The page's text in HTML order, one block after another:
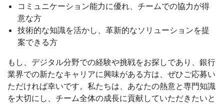
コミュニケーション能力に優れ、チームでの協力が得
意な方
技術的な知識を活かし、革新的なソリューションを提
案できる方
もし、デジタル分野での経験や挑戦をお探しであり、銀行
業界での新たなキャリアに興味がある方は、ぜひご応募い
ただければ幸いです。私たちは、あなたの熱意と専門知識
を大切にし、チーム全体の成長に貢献していただきたいと